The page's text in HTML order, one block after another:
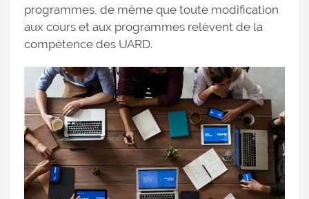
programmes, de même que toute modification
aux cours et aux programmes relèvent de la
compétence des UARD.